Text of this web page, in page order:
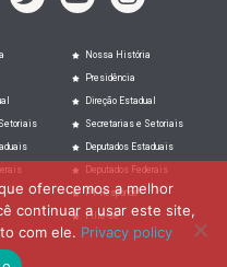
Nossa História
Presidência
Direção Estadual
Secretarias e Setoriais
Deputados Estaduais
Deputados Federais
PT Responde
Filie-se
oferecemos a melhor
continuar a usar este site,
com ele. Privacy policy